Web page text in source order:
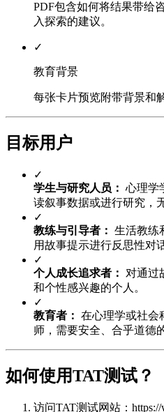
PDF包含如何将结果带给
入探索的建议。
✓
教育背景
每张卡片预览附带背景和
目标用户
✓
学生与研究人员： 心理学
读叙事数据或进行研究，
✓
教练与引导者： 生活教练
用故事提示进行反思性对
✓
个人成长追求者：
对通过
和个性感兴趣的个人。
✓
教育者： 在心理学或社会
师，需要安全、合乎道德
如何使用TAT测试？
访问TAT测试网站：https://